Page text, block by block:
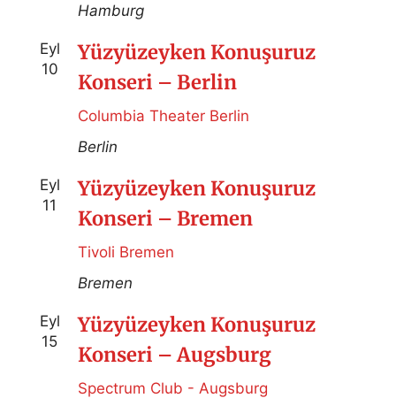
Hamburg
Eyl
10
Yüzyüzeyken Konuşuruz
Konseri – Berlin
Columbia Theater Berlin
Berlin
Eyl
11
Yüzyüzeyken Konuşuruz
Konseri – Bremen
Tivoli Bremen
Bremen
Eyl
15
Yüzyüzeyken Konuşuruz
Konseri – Augsburg
Spectrum Club - Augsburg